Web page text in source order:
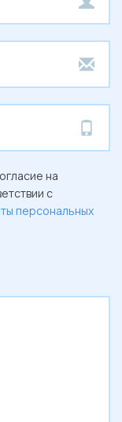
на
с
персональных